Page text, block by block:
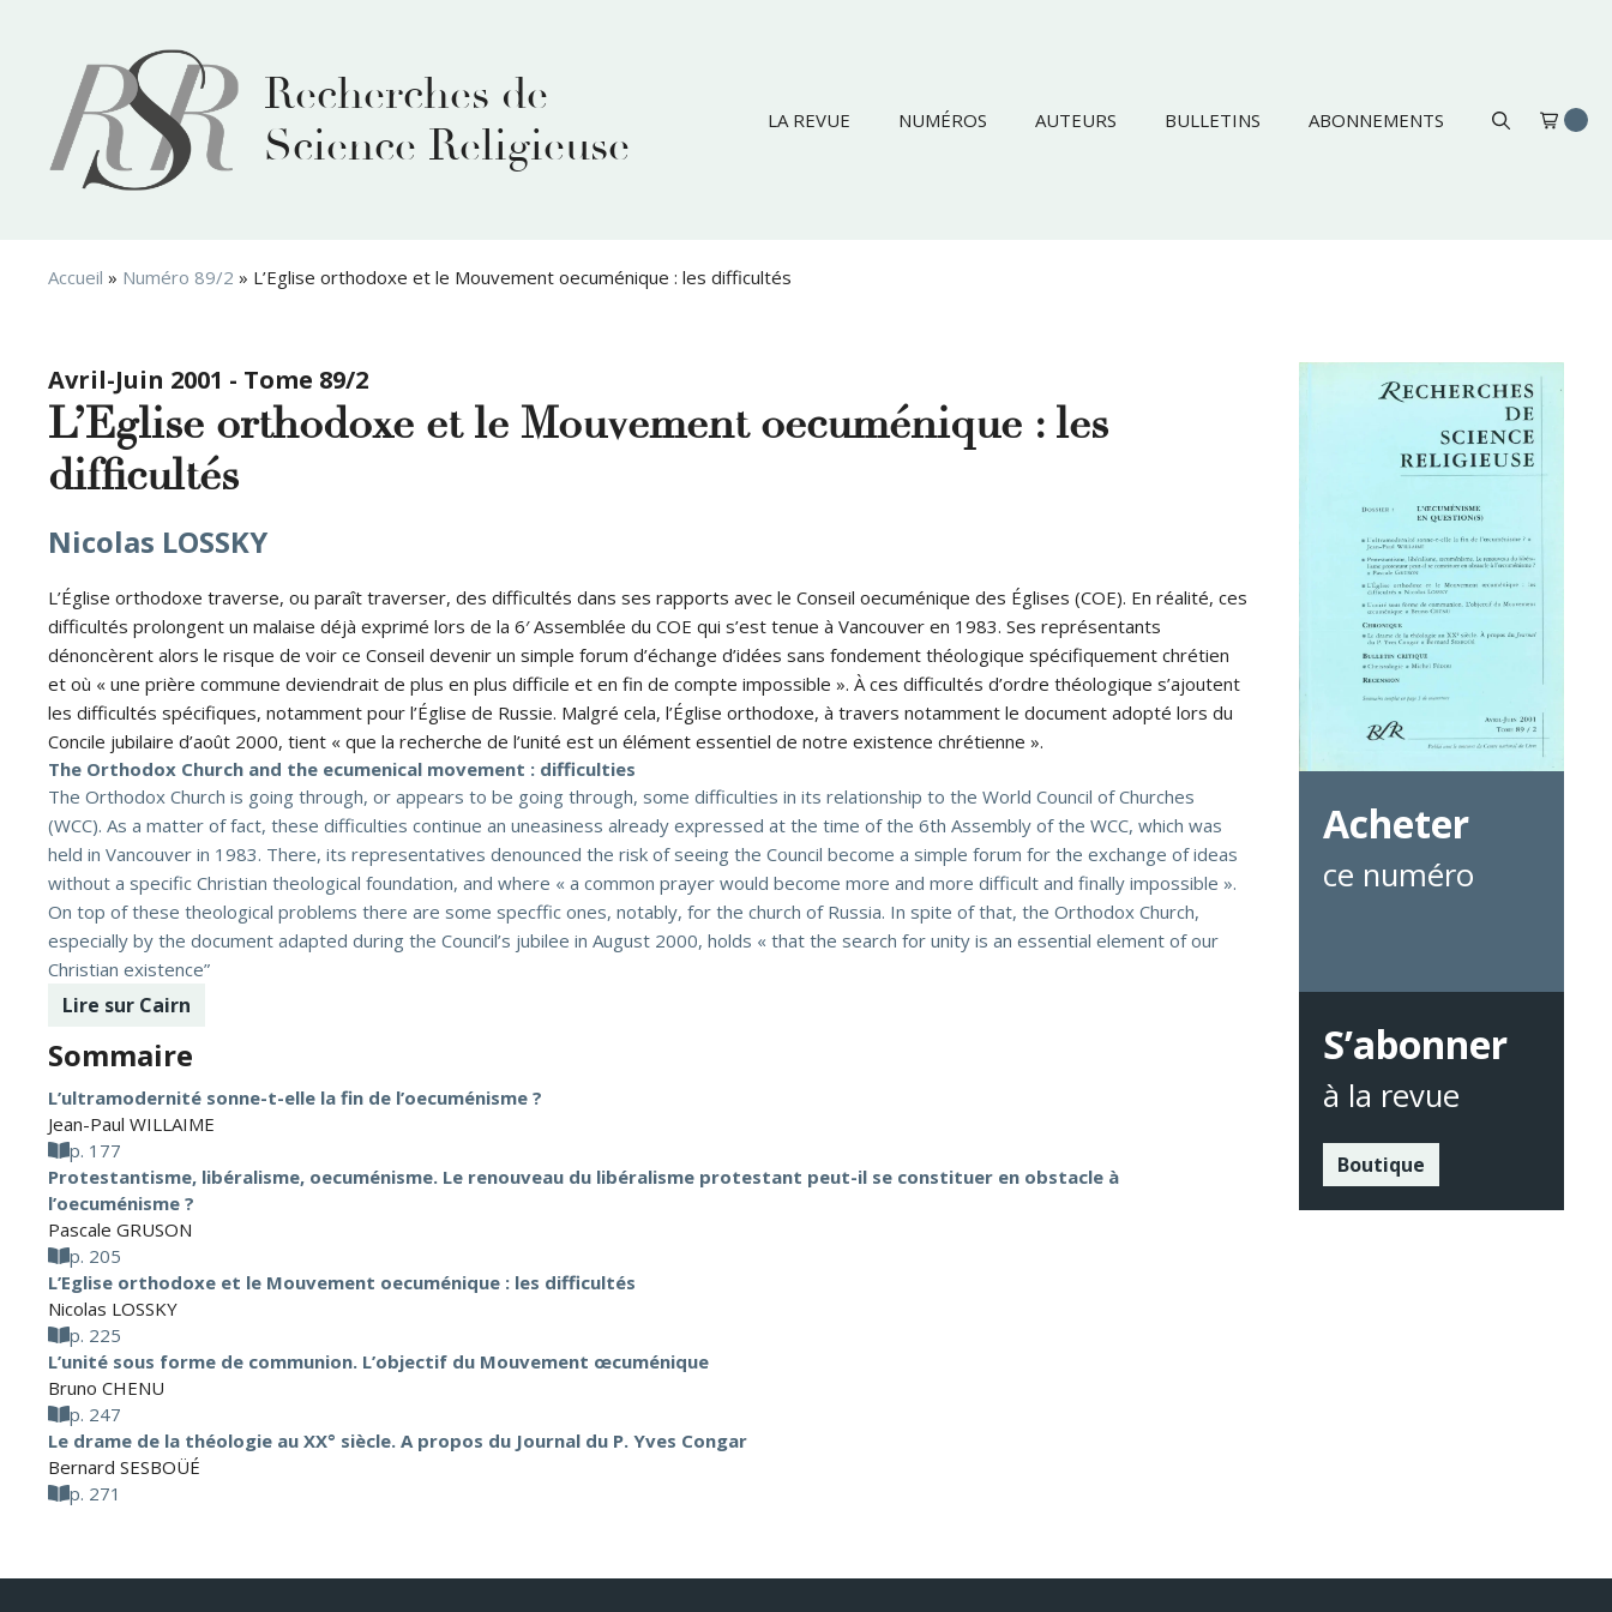
Recherches de
Science Religieuse
LA REVUE NUMÉROS AUTEURS BULLETINS ABONNEMENTS
Accueil » Numéro 89/2 » L’Eglise orthodoxe et le Mouvement oecuménique : les difficultés
Avril-Juin 2001 - Tome 89/2
L’Eglise orthodoxe et le Mouvement oecuménique : les
difficultés
Nicolas LOSSKY
L’Église orthodoxe traverse, ou paraît traverser, des difficultés dans ses rapports avec le Conseil oecuménique des Églises (COE). En réalité, ces
difficultés prolongent un malaise déjà exprimé lors de la 6′ Assemblée du COE qui s’est tenue à Vancouver en 1983. Ses représentants
dénoncèrent alors le risque de voir ce Conseil devenir un simple forum d’échange d’idées sans fondement théologique spécifiquement chrétien
et où « une prière commune deviendrait de plus en plus difficile et en fin de compte impossible ». À ces difficultés d’ordre théologique s’ajoutent
les difficultés spécifiques, notamment pour l’Église de Russie. Malgré cela, l’Église orthodoxe, à travers notamment le document adopté lors du
Concile jubilaire d’août 2000, tient « que la recherche de l’unité est un élément essentiel de notre existence chrétienne ».
The Orthodox Church and the ecumenical movement : difficulties
The Orthodox Church is going through, or appears to be going through, some difficulties in its relationship to the World Council of Churches
(WCC). As a matter of fact, these difficulties continue an uneasiness already expressed at the time of the 6th Assembly of the WCC, which was
held in Vancouver in 1983. There, its representatives denounced the risk of seeing the Council become a simple forum for the exchange of ideas
without a specific Christian theological foundation, and where « a common prayer would become more and more difficult and finally impossible ».
On top of these theological problems there are some specffic ones, notably, for the church of Russia. In spite of that, the Orthodox Church,
especially by the document adapted during the Council’s jubilee in August 2000, holds « that the search for unity is an essential element of our
Christian existence”
Lire sur Cairn
Sommaire
L’ultramodernité sonne-t-elle la fin de l’oecuménisme ?
Jean-Paul WILLAIME
p. 177
Protestantisme, libéralisme, oecuménisme. Le renouveau du libéralisme protestant peut-il se constituer en obstacle à
l’oecuménisme ?
Pascale GRUSON
p. 205
L’Eglise orthodoxe et le Mouvement oecuménique : les difficultés
Nicolas LOSSKY
p. 225
L’unité sous forme de communion. L’objectif du Mouvement œcuménique
Bruno CHENU
p. 247
Le drame de la théologie au XX° siècle. A propos du Journal du P. Yves Congar
Bernard SESBOÜÉ
p. 271
Acheter
ce numéro
S’abonner
à la revue
Boutique